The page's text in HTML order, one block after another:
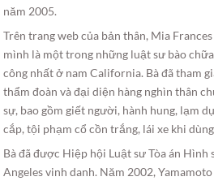
năm 2005.
Trên trang web của bản thân, Mia
mình là một trong những luật sư bào
công nhất ở nam California. Bà đã tham
thẩm đoàn và đại diện hàng nghìn thân
sự, bao gồm giết người, hành hung, lạm
cắp, tội phạm cổ cồn trắng, lái xe khi
Bà đã được Hiệp hội Luật sư Tòa án
Angeles vinh danh. Năm 2002,